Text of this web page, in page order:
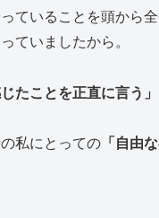
ていることを頭から
ていましたから。
じたことを正直に言う」
私にとっての 「自由